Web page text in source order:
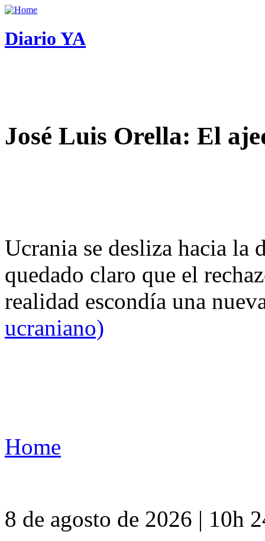
Diario YA
José Luis Orella: El
Ucrania se desliza hacia
quedado claro que el
realidad escondía una
ucraniano)
Home
8 de agosto de 2026 | 10h